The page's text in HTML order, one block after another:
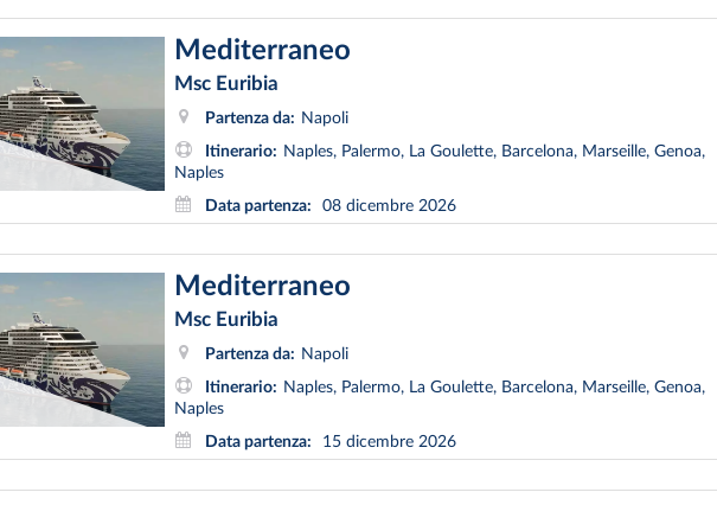
Mediterraneo
Msc Euribia
Partenza da: Napoli
Itinerario: Naples, Palermo, La Goulette, Barcelona, Marseille, Genoa,
Naples
Data partenza:
08 dicembre 2026
Mediterraneo
Msc Euribia
Partenza da: Napoli
Itinerario: Naples, Palermo, La Goulette, Barcelona, Marseille, Genoa,
Naples
Data partenza:
15 dicembre 2026